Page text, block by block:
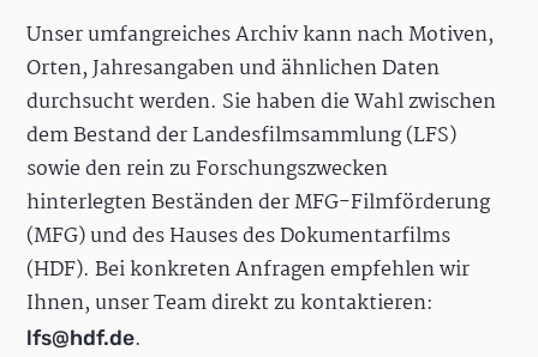
Unser umfangreiches Archiv kann nach Motiven,
Orten, Jahresangaben und ähnlichen Daten
durchsucht werden. Sie haben die Wahl zwischen
dem Bestand der Landesfilmsammlung (LFS)
sowie den rein zu Forschungszwecken
hinterlegten Beständen der MFG-Filmförderung
(MFG) und des Hauses des Dokumentarfilms
(HDF). Bei konkreten Anfragen empfehlen wir
Ihnen, unser Team direkt zu kontaktieren:
lfs@hdf.de.